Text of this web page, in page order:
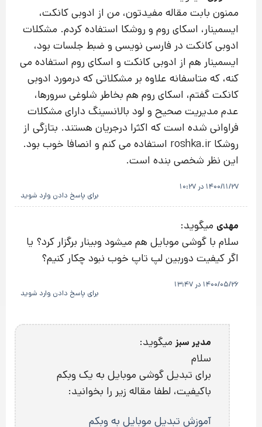
ممنون بابت مقاله مفیدتون، من از ادوبی کانکت،
ایسمینار، اسکای روم و روشکا استفاده کردم. مشکلات
ادوبی کانکت در فارسی نویسی و ضبط جلسات بود،
ایسمینار هم از ادوبی کانکت و اسکای روم استفاده می
کنه، که متاسفانه علاوه بر مشکلاتی که درمورد ادوبی
کانکت گفتم، اسکای روم هم بخاطر شلوغی سرورها،
عدم مدیریت صحیح و لود بالانسینگ دارای مشکلات
فراوانی شده است که اکثرا درجریان هستند. بتازگی از
روشکا roshka.ir استفاده می کنم و انصافا خوب بود.
این نظر شخصی بنده است.
1400/11/27 در 10:27
برای پاسخ دادن وارد شوید
مهدی میگوید:
سلام با گوشی موبایل هم میشود وبینار برگزار کرد؟ یا
اگر کیفیت دوربین لپ تاپ خوب نبود چکار کنیم؟
1400/05/26 در 13:47
برای پاسخ دادن وارد شوید
مدیر سبز میگوید:
سلام
برای تبدیل گوشی موبایل به یک وبکم
باکیفیت، لطفا مقاله زیر را بخوانید:
آموزش تبدیل موبایل به وبکم